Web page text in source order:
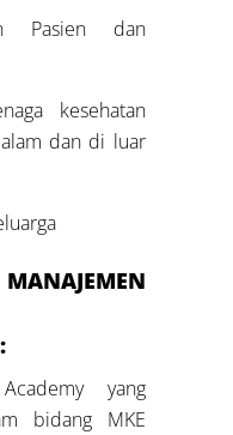
Pasien dan
kesehatan
dan di luar
yang
bidang MKE